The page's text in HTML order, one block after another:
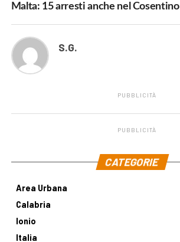
Malta: 15 arresti anche nel Cosentino
S.G.
PUBBLICITÀ
PUBBLICITÀ
CATEGORIE
Area Urbana
Calabria
Ionio
Italia